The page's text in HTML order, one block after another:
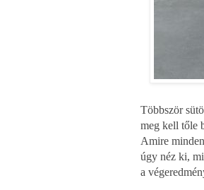
Többször
meg kell tőle
Amire
úgy néz ki,
a